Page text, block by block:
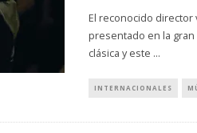
El reconocido
presentado en la
clásica y este ...
INTERNACIONALES